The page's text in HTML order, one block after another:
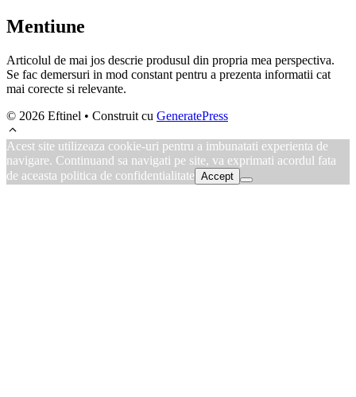
Mentiune
Articolul de mai jos descrie produsul din propria mea perspectiva.
Se fac demersuri in mod constant pentru a prezenta informatii cat
mai corecte si relevante.
© 2026 Eftinel • Construit cu GeneratePress
Acest site utilizeaza cookie-uri pentru a imbunatati experienta de
navigare. Continuand sa navigati pe site, va exprimati acordul fata
de aceasta politica de confidentialitate Accept